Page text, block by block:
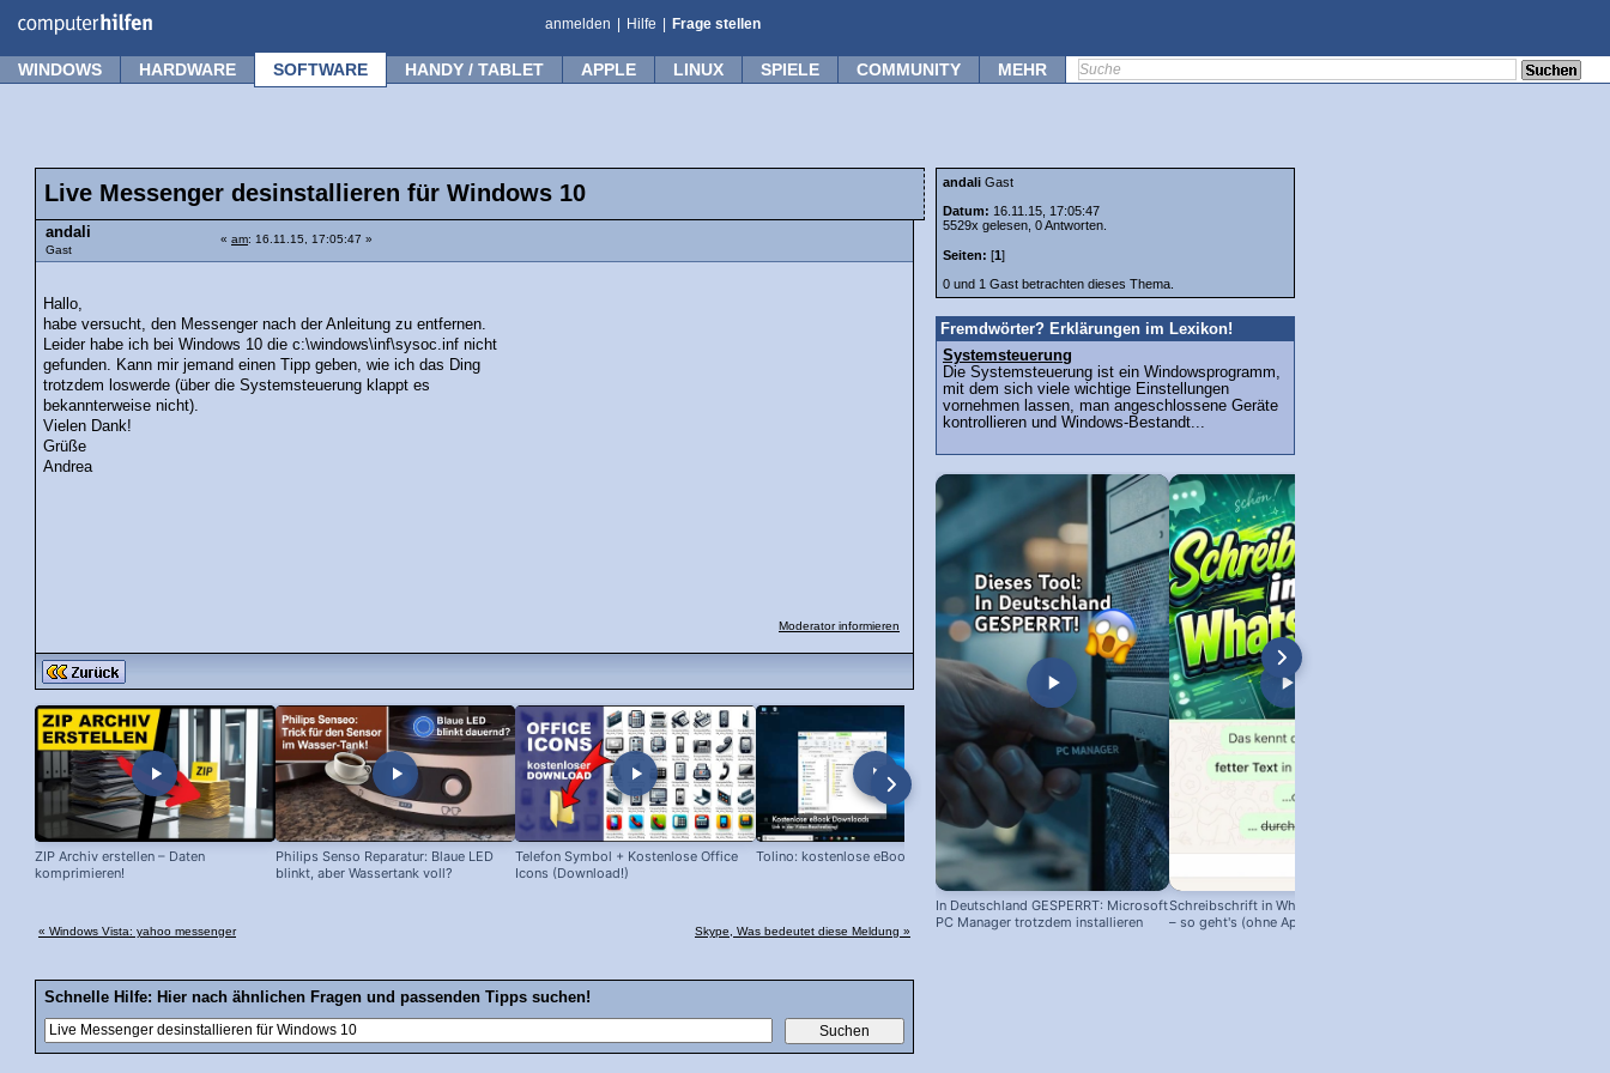
anmelden Hilfe Frage stellen
WINDOWS HARDWARE SOFTWARE HANDY / TABLET APPLE LINUX SPIELE COMMUNITY MEHR
Live Messenger desinstallieren für Windows 10
andali
Gast
« am: 16.11.15, 17:05:47 »
Hallo,
habe versucht, den Messenger nach der Anleitung zu entfernen.
Leider habe ich bei Windows 10 die c:\windows\inf\sysoc.inf nicht
gefunden. Kann mir jemand einen Tipp geben, wie ich das Ding
trotzdem loswerde (über die Systemsteuerung klappt es
bekannterweise nicht).
Vielen Dank!
Grüße
Andrea
Moderator informieren
ZIP Archiv erstellen – Daten
komprimieren!
Philips Senso Reparatur: Blaue LED
blinkt, aber Wassertank voll?
Telefon Symbol + Kostenlose Office
Icons (Download!)
Tolino: kostenlose eBooks laden! Snipping Tool stürzt ab - Lösung ✅
« Windows Vista: yahoo messenger Skype, Was bedeutet diese Meldung »
Schnelle Hilfe: Hier nach ähnlichen Fragen und passenden Tipps suchen!
andali Gast
Datum: 16.11.15, 17:05:47
5529x gelesen, 0 Antworten.
Seiten: [1]
0 und 1 Gast betrachten dieses Thema.
Fremdwörter? Erklärungen im Lexikon!
Systemsteuerung
Die Systemsteuerung ist ein Windowsprogramm,
mit dem sich viele wichtige Einstellungen
vornehmen lassen, man angeschlossene Geräte
kontrollieren und Windows-Bestandt...
In Deutschland GESPERRT: Microsoft
PC Manager trotzdem installieren
Schreibschrift in WhatsApp einfügen
– so geht's (ohne App!)